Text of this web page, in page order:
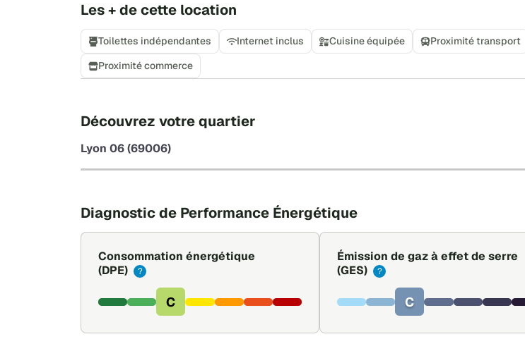
Les + de cette location
Toilettes indépendantes Internet inclus Cuisine équipée
Proximité transport
Proximité commerce
Découvrez votre quartier
Lyon 06 (69006)
Diagnostic de Performance Énergétique
Consommation énergétique
(DPE)
?
C
Émission de gaz à effet de serre
(GES)
?
C